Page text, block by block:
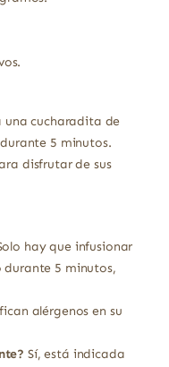
una cucharadita de
5 minutos.
disfrutar de sus
hay que infusionar
5 minutos,
alérgenos en su
Sí, está indicada